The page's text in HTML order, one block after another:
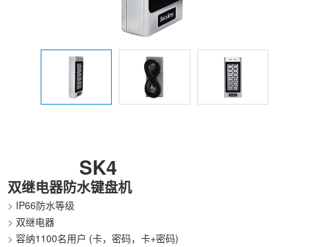
SK4
双继电器防水键盘机
> IP66防水等级
> 双继电器
>容纳1100名用户 (卡，密码，卡+密码)